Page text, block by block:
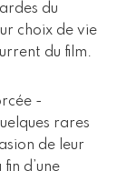
du
choix de vie
du film.
-
rares
de leur
d’une